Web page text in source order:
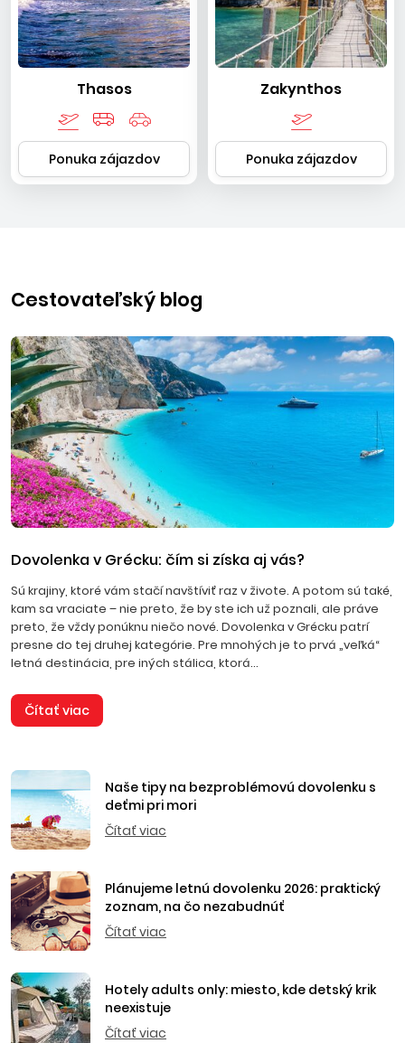
Thasos
Ponuka zájazdov
Zakynthos
Ponuka zájazdov
Cestovateľský blog
Dovolenka v Grécku: čím si získa aj vás?
Sú krajiny, ktoré vám stačí navštíviť raz v živote. A potom sú také,
kam sa vraciate – nie preto, že by ste ich už poznali, ale práve
preto, že vždy ponúknu niečo nové. Dovolenka v Grécku patrí
presne do tej druhej kategórie. Pre mnohých je to prvá „veľká“
letná destinácia, pre iných stálica, ktorá...
Čítať viac
Naše tipy na bezproblémovú dovolenku s
deťmi pri mori
Čítať viac
Plánujeme letnú dovolenku 2026: praktický
zoznam, na čo nezabudnúť
Čítať viac
Hotely adults only: miesto, kde detský krik
neexistuje
Čítať viac